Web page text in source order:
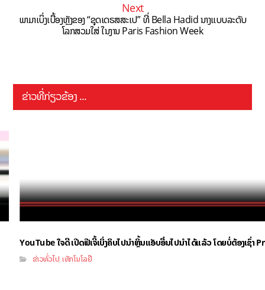
Next
ພາມາເບິ່ງເບື້ອງຫຼັງຂອງ “ຊຸດເດຣສສະເປ” ທີ່ Bella Hadid ນາງແບບລະດັບ
ໂລກສວມໃສ່ ໃນງານ Paris Fashion Week
ຂ່າວທີ່ກ່ຽວຂ້ອງ ...
YouTube ໃຈດີ ເປີດຟີເຈີ້ເບິ່ງຄິບໄປນຳຫຼິ້ນແອັບອື່ນໄປນຳໄດ້ແລ້ວ ໂດຍບໍ່ຕ້ອງເຊົ່າ
ຂ່າວທົ່ວໄປ,ເທັກໂນໂລຢີ